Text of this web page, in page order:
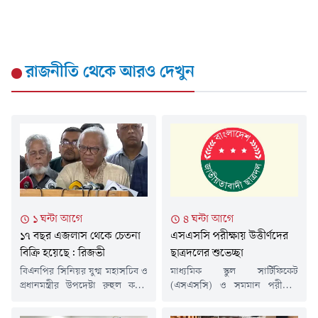
রাজনীতিথেকে আরও দেখুন
১ ঘন্টা আগে
১৭ বছর এজলাস থেকে চেতনা
বিক্রি হয়েছে: রিজভী
বিএনপির সিনিয়র যুগ্ম মহাসচিব ও
প্রধানমন্ত্রীর উপদেষ্টা রুহুল কবির
বিচার বিভাগের এজলাস থেকে
৪ ঘন্টা আগে
এসএসসি পরীক্ষায় উত্তীর্ণদের
ছাত্রদলের শুভেচ্ছা
মাধ্যমিক স্কুল সার্টিফিকেট
(এসএসসি) ও সমমান পরীক্ষার
পরীক্ষায় গড় পাসের হার ৬২